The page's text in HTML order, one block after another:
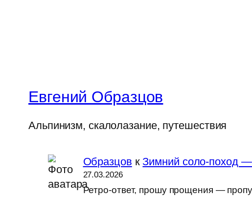
Евгений Образцов
Альпинизм, скалолазание, путешествия
Образцов к Зимний соло-поход —
27.03.2026
Ретро-ответ, прошу прощения —